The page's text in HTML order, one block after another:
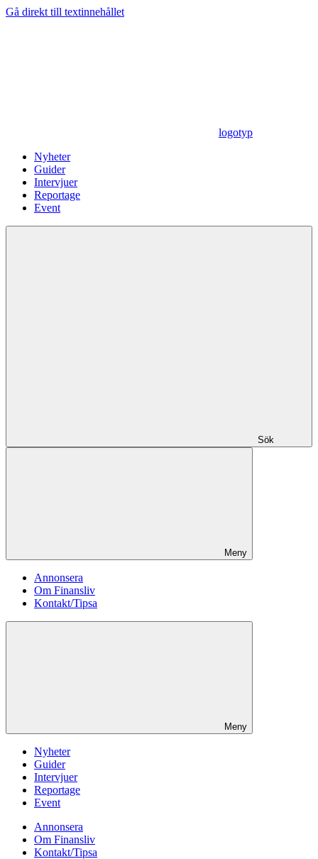
Gå direkt till textinnehållet
logotyp
Nyheter
Guider
Intervjuer
Reportage
Event
Sök
Meny
Annonsera
Om Finansliv
Kontakt/Tipsa
Meny
Nyheter
Guider
Intervjuer
Reportage
Event
Annonsera
Om Finansliv
Kontakt/Tipsa